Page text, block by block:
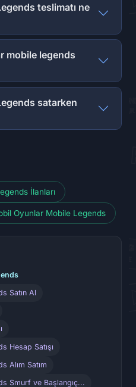
teslimatı ne
mobile legends
satarken
İlanları
Oyunlar Mobile Legends
Satın Al
Hesap Satışı
Alım Satım
Smurf ve Başlangıç...